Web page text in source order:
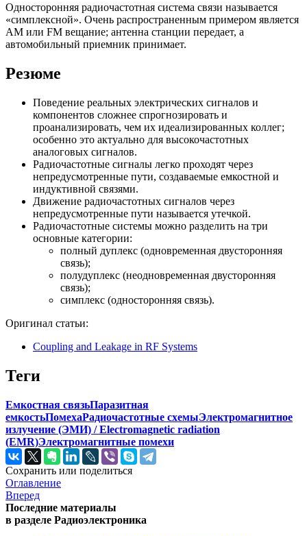
Односторонняя радиочастотная система связи называется
«симплексной». Очень распространенным примером является
AM или FM вещание; антенна станции передает, а
автомобильный приемник принимает.
Резюме
Поведение реальных электрических сигналов и
компонентов сложнее спрогнозировать и
проанализировать, чем их идеализированных коллег;
особенно это актуально для высокочастотных
аналоговых сигналов.
Радиочастотные сигналы легко проходят через
непредусмотренные пути, создаваемые емкостной и
индуктивной связями.
Движение радиочастотных сигналов через
непредусмотренные пути называется утечкой.
Радиочастотные системы можно разделить на три
основные категории:
полный дуплекс (одновременная двусторонняя
связь);
полудуплекс (неодновременная двусторонняя
связь);
симплекс (односторонняя связь).
Оригинал статьи:
Coupling and Leakage in RF Systems
Теги
Емкостная связьПаразитная
емкостьПомехаРадиочастотные схемыЭлектромагнитное
излучение (ЭМИ) / Electromagnetic radiation
(EMR)Электромагнитные помехи
Сохранить или поделиться
Оглавление
Вперед
Последние материалы
в разделе Радиоэлектроника